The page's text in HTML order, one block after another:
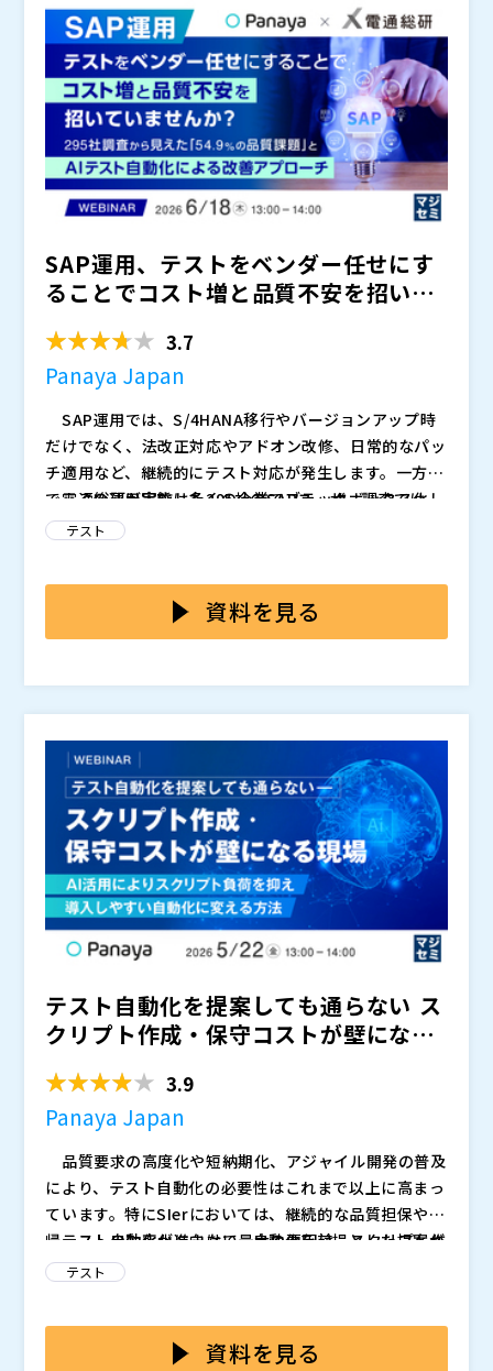
SAP運用、テストをベンダー任せにす
ることでコスト増と品質不安を招いて
3.7
Panaya Japan
SAP運用では、S/4HANA移行やバージョンアップ時
だけでなく、法改正対応やアドオン改修、日常的なパッ
チ適用など、継続的にテスト対応が発生します。一方
で、その運用実態は多くの企業でブラックボックス化し
ています。
電通総研が実施した295社のSAPユーザー調査では、
82.5%の企業がテストを含む運用を外部ベンダーへ依存
・何をどこまでテストしているのか分からない ・
提示された工数や費用が妥当なのか判断できない ・
といった状態に陥っている企業も少なくありません。
特にSAPは、アドオンや業務影響が複雑に絡み合うた
め、テスト範囲が膨らみやすく、“とりあえず広くや
る”運用になりやすい構造があります。
しかし実際には、IT部門が少人数であるケースも多
く、テストの実態そのものを自社で把握しきれていない
現場が増えています。
さらに問題なのは、多くの企業が「テスト自動化の必
要性」を感じ始めている一方で、具体的な行動へ進めて
いないことです。
S/4HANAユーザーの中でも、テスト品質や運用負荷
までよいのか」という不安を抱える企業は増えていま
す。
しかし現場では、
・自動化は難しそう ・結局ベンダー頼みになるの
ではないか ・導入しても運用できるイメージが持て
ない
といった理由から、検討が止まってしまうケースも少
なくありません。
また、保守ベンダー側も「効果が限定的」「運用負荷
が増える」といった理由で、自動化に積極的ではないケ
ースがあります。
その結果、
運用を続ける構造が固定化し始めています。
テスト
資料を見る
テスト自動化を提案しても通らない―― ス
クリプト作成・保守コストが壁になる
3.9
Panaya Japan
品質要求の高度化や短納期化、アジャイル開発の普及
により、テスト自動化の必要性はこれまで以上に高まっ
ています。特にSIerにおいては、継続的な品質担保や回
帰テストの効率化に向けて、自動化を前提とした提案が
求められる場面も増えています。 一方で、「自動化
といった声も多く、現場では手動テスト中心の運用から
テスト自動化が進まない最大の要因は、スクリプト作
成および保守にかかるコストの大きさにあります。自動
み、顧客の承認を得られないケースが多く見られます。
新しいテスト自動化アプローチをご紹介します。手動テ
テスト
資料を見る